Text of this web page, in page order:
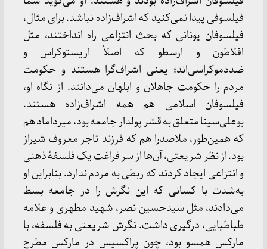
فیلسوفی پیدا نمی‌کنید که اشراف‌زاده نباشد. برای مثال،
فیلسوفان یونانی که بحث انتزاعی راه انداختند، مثل
افلاطون و ارسطو که اصلاً اریستوکراس و
ضددموکراسی‌اند؛ یعنی اشراف‌گرا هستند و حکومت
مردم را حکومت جاهلان و ابلهان می‌دانند. از نگاه او،
فیلسوفان اسلامی هم همه اشراف‌زاده هستند.
بوعلی‌سینا متعلق به قشر پولدار جامعه بود، میرداماد هم
که همین‌طور، ملاصدرا هم که فرزند تاجر معروف شیراز
بود. از نظر شریعتی، آن‌ها از سر فراغت یک فلسفۀ ذهنی
و انتزاعی ایجاد کردند که ربطی به مردم ندارد. بنابراین او
به‌شدت با کسانی که این نگرش را در جامعه بسط
می‌دادند، مثل سیدحسین نصر، شهید مطهری و علامه
طباطبایی، درگیری داشت. نگرش شریعتی به فلسفه، با
مارکس همسو بود، چون پراکسیس در مارکس مطرح